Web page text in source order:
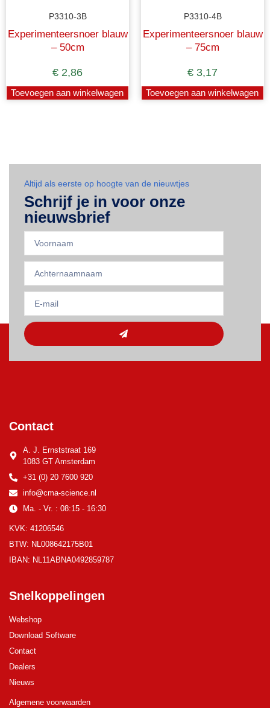
P3310-3B
Experimenteersnoer blauw
– 50cm
€ 2,86
Toevoegen aan winkelwagen
P3310-4B
Experimenteersnoer blauw
– 75cm
€ 3,17
Toevoegen aan winkelwagen
Altijd als eerste op hoogte van de nieuwtjes
Schrijf je in voor onze
nieuwsbrief
Contact
A. J. Ernststraat 169
1083 GT Amsterdam
+31 (0) 20 7600 920
info@cma-science.nl
Ma. - Vr. : 08:15 - 16:30
KVK: 41206546
BTW: NL008642175B01
IBAN: NL11ABNA0492859787
Snelkoppelingen
Webshop
Download Software
Contact
Dealers
Nieuws
Algemene voorwaarden